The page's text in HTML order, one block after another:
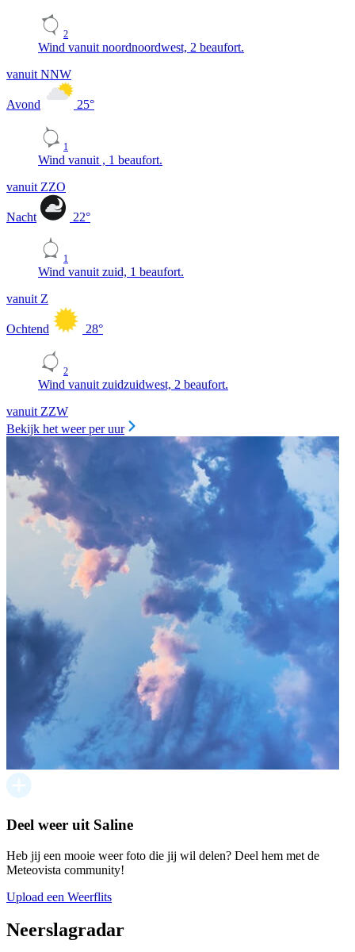
2
Wind vanuit noordnoordwest, 2 beaufort.
vanuit NNW
Avond 25°
1
Wind vanuit , 1 beaufort.
vanuit ZZO
Nacht 22°
1
Wind vanuit zuid, 1 beaufort.
vanuit Z
Ochtend 28°
2
Wind vanuit zuidzuidwest, 2 beaufort.
vanuit ZZW
Bekijk het weer per uur
Deel weer uit Saline
Heb jij een mooie weer foto die jij wil delen? Deel hem met de
Meteovista community!
Upload een Weerflits
Neerslagradar